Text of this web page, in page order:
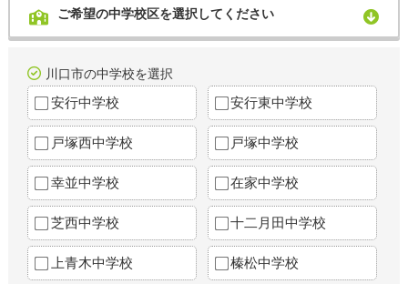
ご希望の中学校区を選択してください
川口市の中学校を選択
安行中学校 安行東中学校
戸塚西中学校 戸塚中学校
幸並中学校 在家中学校
芝西中学校 十二月田中学校
上青木中学校 榛松中学校